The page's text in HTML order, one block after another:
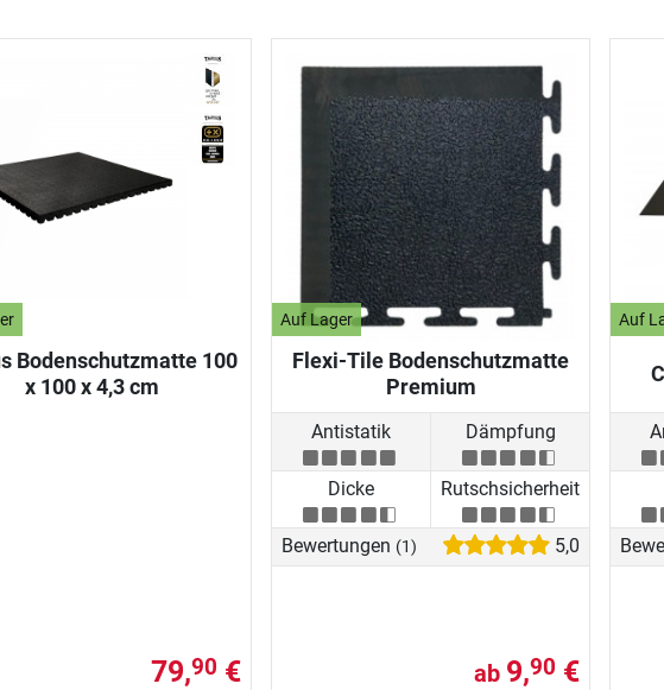
Bodenschutzmatte 100
x 100 x 4,3 cm
79,90 €
Auf Lager
Flexi-Tile Bodenschutzmatte
Premium
Antistatik Dämpfung
Dicke Rutschsicherheit
Bewertungen (1) 5,0
ab 9,90 €
Auf